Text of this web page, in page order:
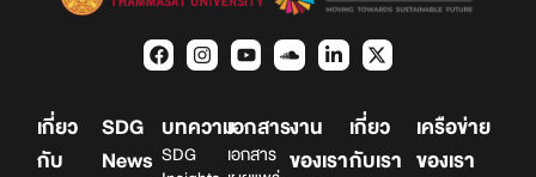
เกี่ยว
กับ
SDG
News
บทความ
SDG
เอกสาร
เอกสาร
งาน
ของเรา
เกี่ยว
กับเรา
เครือข่าย
ของเรา